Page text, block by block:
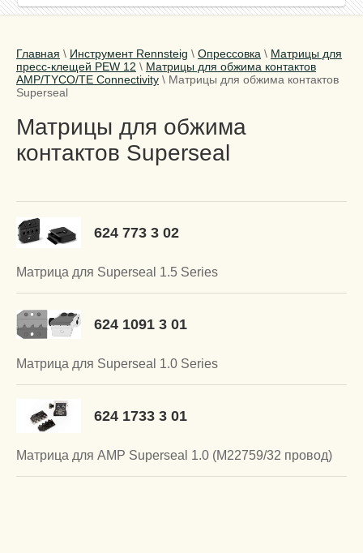
Главная \ Инструмент Rennsteig \ Опрессовка \ Матрицы для
пресс-клещей PEW 12 \ Матрицы для обжима контактов
AMP/TYCO/TE Connectivity \ Матрицы для обжима контактов
Superseal
Матрицы для обжима
контактов Superseal
Матрица для Superseal 1.5 Series
624 773 3 02
Матрица для Superseal 1.0 Series
624 1091 3 01
Матрица для AMP Superseal 1.0 (M22759/32 провод)
624 1733 3 01